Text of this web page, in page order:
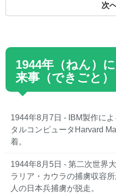
次
1944年（ねん）
来事（できごと）
1944年8月7日 - IBM製作に
タルコンピュータHarvard
着。
1944年8月5日 - 第二次世界
ラリア・カウラの捕虜収容
人の日本兵捕虜が脱走。